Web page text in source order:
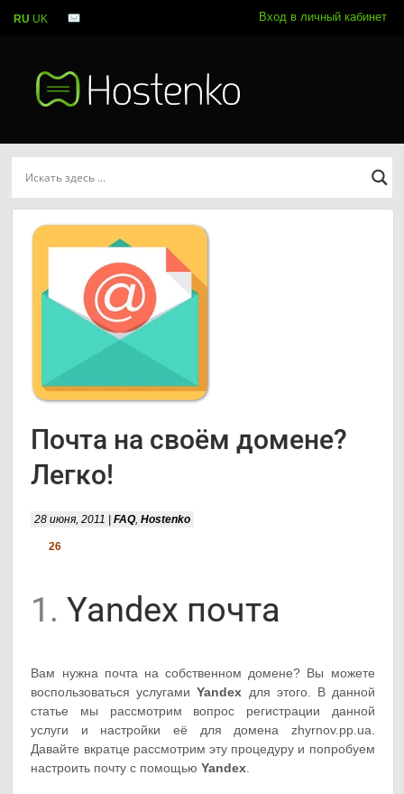
Вход в личный кабинет
Почта на своём домене?
Легко!
28 июня, 2011 |FAQ,Hostenko
26
1. Yandex почта
Вам нужна почта на собственном домене? Вы можете
воспользоваться услугамиYandex для этого. В данной
статье мы рассмотрим вопрос регистрации данной
услуги и настройки её для домена zhyrnov.pp.ua.
Давайте вкратце рассмотрим эту процедуру и попробуем
настроить почту с помощьюYandex
RU UK